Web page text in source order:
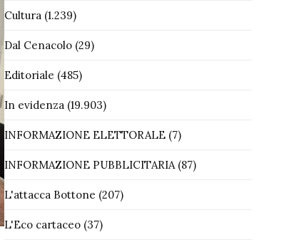
Cultura(1.239)
Dal Cenacolo(29)
Editoriale (485)
In evidenza(19.903)
INFORMAZIONE ELETTORALE(7)
INFORMAZIONE PUBBLICITARIA(87)
L'attacca Bottone (207)
L'Eco cartaceo(37)